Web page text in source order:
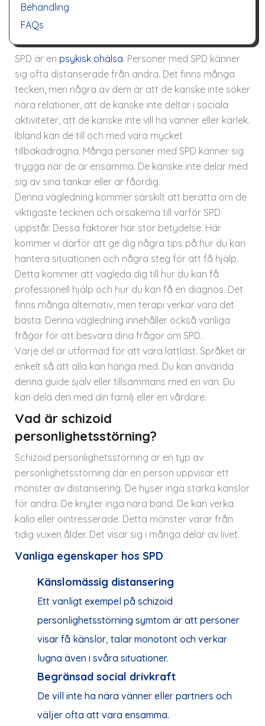
Behandling
FAQs
SPD är en psykisk ohälsa. Personer med SPD känner
sig ofta distanserade från andra. Det finns många
tecken, men några av dem är att de kanske inte söker
nära relationer, att de kanske inte deltar i sociala
aktiviteter, att de kanske inte vill ha vänner eller kärlek.
Ibland kan de till och med vara mycket
tillbakadragna. Många personer med SPD känner sig
trygga när de är ensamma. De kanske inte delar med
sig av sina tankar eller är fåordig.
Denna vägledning kommer särskilt att berätta om de
viktigaste tecknen och orsakerna till varför SPD
uppstår. Dessa faktorer har stor betydelse. Här
kommer vi därför att ge dig några tips på hur du kan
hantera situationen och några steg för att få hjälp.
Detta kommer att vägleda dig till hur du kan få
professionell hjälp och hur du kan få en diagnos. Det
finns många alternativ, men terapi verkar vara det
bästa. Denna vägledning innehåller också vanliga
frågor för att besvara dina frågor om SPD.
Varje del är utformad för att vara lättläst. Språket är
enkelt så att alla kan hänga med. Du kan använda
denna guide själv eller tillsammans med en vän. Du
kan dela den med din familj eller en vårdare.
Vad är schizoid
personlighetsstörning?
Schizoid personlighetsstörning är en typ av
personlighetsstörning där en person uppvisar ett
mönster av distansering. De hyser inga starka känslor
för andra. De knyter inga nära band. De kan verka
kalla eller ointresserade. Detta mönster varar från
tidig vuxen ålder. Det visar sig i många delar av livet.
Vanliga egenskaper hos SPD
Känslomässig distansering
Ett vanligt exempel på schizoid
personlighetsstörning symtom är att personer
visar få känslor, talar monotont och verkar
lugna även i svåra situationer.
Begränsad social drivkraft
De vill inte ha nära vänner eller partners och
väljer ofta att vara ensamma.